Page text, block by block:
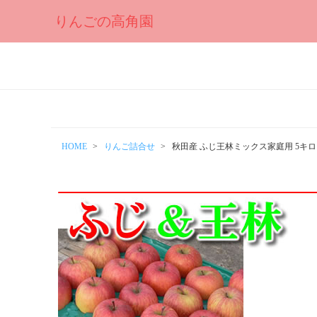
りんごの高角園
HOME りんご詰合せ 秋田産 ふじ王林ミックス家庭用 5キロ